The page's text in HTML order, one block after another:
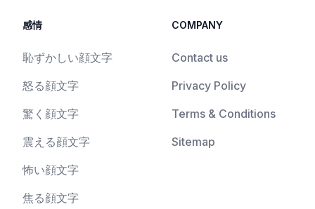
感情
恥ずかしい顔文字
怒る顔文字
驚く顔文字
震える顔文字
怖い顔文字
焦る顔文字
COMPANY
Contact us
Privacy Policy
Terms & Conditions
Sitemap